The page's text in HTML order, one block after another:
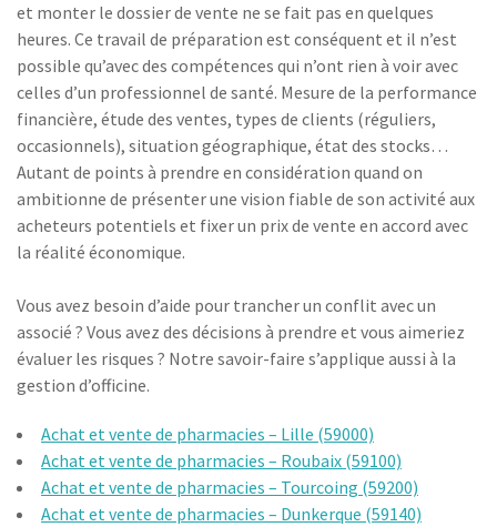
et monter le dossier de vente ne se fait pas en quelques
heures. Ce travail de préparation est conséquent et il n’est
possible qu’avec des compétences qui n’ont rien à voir avec
celles d’un professionnel de santé. Mesure de la performance
financière, étude des ventes, types de clients (réguliers,
occasionnels), situation géographique, état des stocks…
Autant de points à prendre en considération quand on
ambitionne de présenter une vision fiable de son activité aux
acheteurs potentiels et fixer un prix de vente en accord avec
la réalité économique.
Vous avez besoin d’aide pour trancher un conflit avec un
associé ? Vous avez des décisions à prendre et vous aimeriez
évaluer les risques ? Notre savoir-faire s’applique aussi à la
gestion d’officine.
Achat et vente de pharmacies – Lille (59000)
Achat et vente de pharmacies – Roubaix (59100)
Achat et vente de pharmacies – Tourcoing (59200)
Achat et vente de pharmacies – Dunkerque (59140)